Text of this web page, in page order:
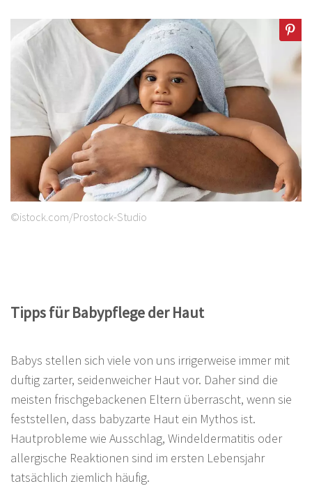
©istock.com/Prostock-Studio
Tipps für Babypflege der Haut
Babys stellen sich viele von uns irrigerweise immer mit
duftig zarter, seidenweicher Haut vor. Daher sind die
meisten frischgebackenen Eltern überrascht, wenn sie
feststellen, dass babyzarte Haut ein Mythos ist.
Hautprobleme wie Ausschlag, Windeldermatitis oder
allergische Reaktionen sind im ersten Lebensjahr
tatsächlich ziemlich häufig.